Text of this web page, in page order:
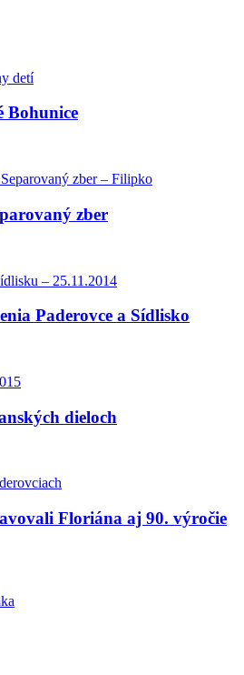
Bohunice
zber
Paderovce a Sídlisko
dieloch
Floriána aj 90. výročie